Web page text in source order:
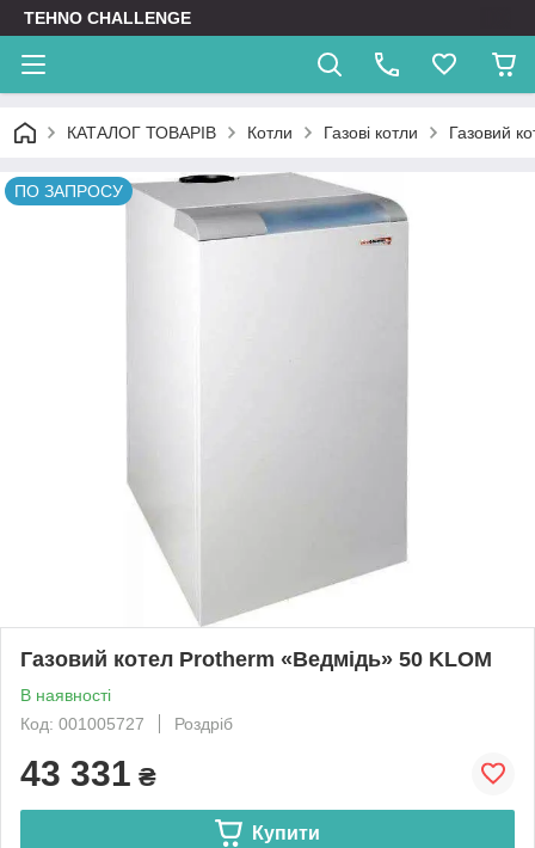
TEHNO CHALLENGE
КАТАЛОГ ТОВАРІВ Котли Газові котли Газовий
ПО ЗАПРОСУ
Газовий котел Protherm «Ведмідь» 50 KLOM
В наявності
Код: 001005727
Роздріб
43 331 ₴
Купити